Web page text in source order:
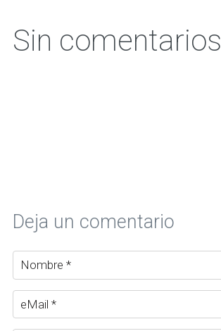
Sin comentarios
Deja un comentario